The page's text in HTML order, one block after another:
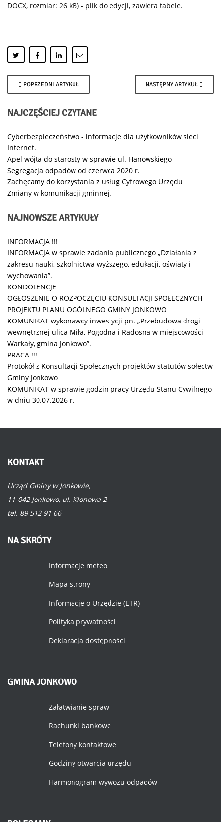
DOCX, rozmiar: 26 kB) - plik do edycji, zawiera tabele.
POPRZEDNI ARTYKUŁ NASTĘPNY ARTYKUŁ
NAJCZĘŚCIEJ CZYTANE
Cyberbezpieczeństwo - informacje dla użytkowników sieci
Internet.
Apel wójta do starosty w sprawie ul. Hanowskiego
Segregacja odpadów od czerwca 2020 r.
Zachęcamy do korzystania z usług Cyfrowego Urzędu
Zmiany w komunikacji gminnej.
NAJNOWSZEARTYKUŁY
INFORMACJA !!!
INFORMACJA w sprawie zadania publicznego „Działania z
zakresu nauki, szkolnictwa wyższego, edukacji, oświaty i
wychowania”.
KONDOLENCJE
OGŁOSZENIE O ROZPOCZĘCIU KONSULTACJI SPOŁECZNYCH
PROJEKTU PLANU OGÓLNEGO GMINY JONKOWO
KOMUNIKAT wykonawcy inwestycji pn. „Przebudowa drogi
wewnętrznej ulica Miła, Pogodna i Radosna w miejscowości
Warkały, gmina Jonkowo”.
PRACA !!!
Protokół z Konsultacji Społecznych projektów statutów sołectw
Gminy Jonkowo
KOMUNIKAT w sprawie godzin pracy Urzędu Stanu Cywilnego
w dniu 30.07.2026 r.
KONTAKT
Urząd Gminy w Jonkowie,
11-042 Jonkowo, ul. Klonowa 2
tel. 89 512 91 66
NASKRÓTY
Informacje meteo
Mapa strony
Informacje o Urzędzie (ETR)
Polityka prywatności
Deklaracja dostępności
GMINAJONKOWO
Załatwianie spraw
Rachunki bankowe
Telefony kontaktowe
Godziny otwarcia urzędu
Harmonogram wywozu odpadów